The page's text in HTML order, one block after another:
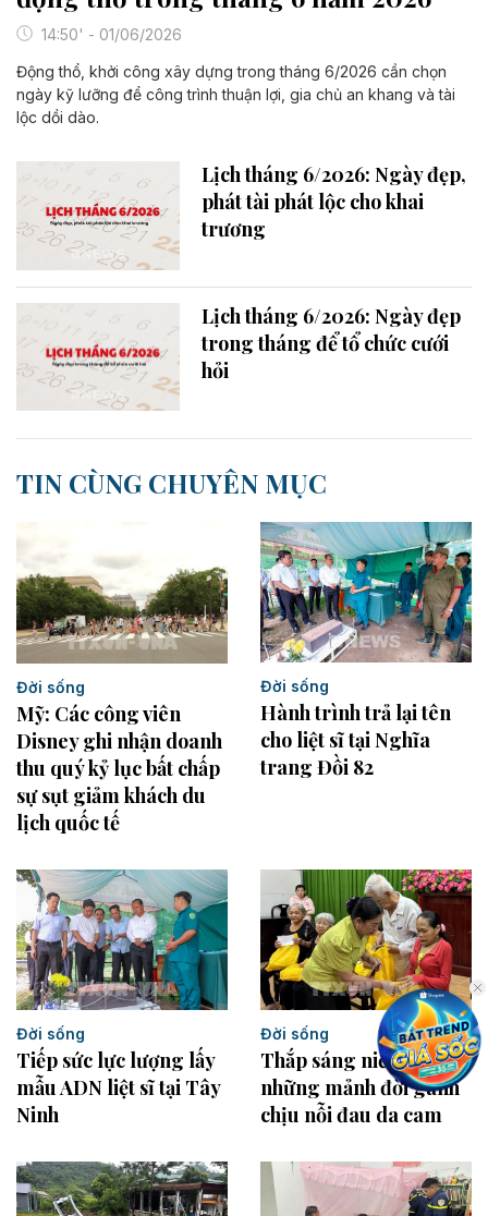
14:50' - 01/06/2026
Động thổ, khởi công xây dựng trong tháng 6/2026 cần chọn
ngày kỹ lưỡng để công trình thuận lợi, gia chủ an khang và tài
lộc dồi dào.
Lịch tháng 6/2026: Ngày đẹp,
phát tài phát lộc cho khai
trương
Lịch tháng 6/2026: Ngày đẹp
trong tháng để tổ chức cưới
hỏi
TIN CÙNG CHUYÊN MỤC
Đời sống
Mỹ: Các công viên
Disney ghi nhận doanh
thu quý kỷ lục bất chấp
sự sụt giảm khách du
lịch quốc tế
Đời sống
Hành trình trả lại tên
cho liệt sĩ tại Nghĩa
trang Đồi 82
Đời sống
Tiếp sức lực lượng lấy
mẫu ADN liệt sĩ tại Tây
Ninh
Đời sống
Thắp sáng niềm tin cho
những mảnh đời gánh
chịu nỗi đau da cam